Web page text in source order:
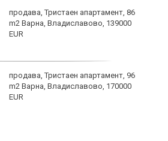
продава, Тристаен апартамент, 86
m2 Варна, Владиславово, 139000
EUR
продава, Тристаен апартамент, 96
m2 Варна, Владиславово, 170000
EUR